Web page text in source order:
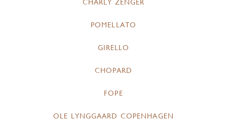
CHARLY ZENGER
POMELLATO
GIRELLO
CHOPARD
FOPE
OLE LYNGGAARD COPENHAGEN